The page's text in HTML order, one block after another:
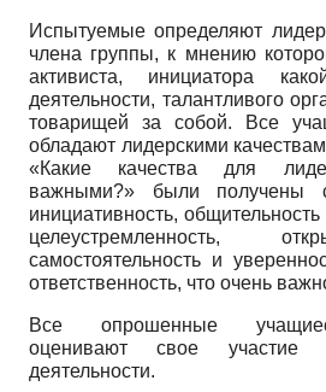
Испытуемые определяют
члена группы, к мнению
активиста, инициатора
деятельности, талантливого
товарищей за собой. Все
обладают лидерскими
«Какие качества для
важными?» были получены
инициативность,
целеустремленность,
самостоятельность и
ответственность, что очень
Все опрошенные
оценивают свое участие
деятельности.